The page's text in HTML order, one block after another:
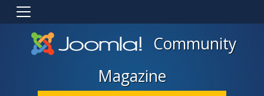
Community
Magazine